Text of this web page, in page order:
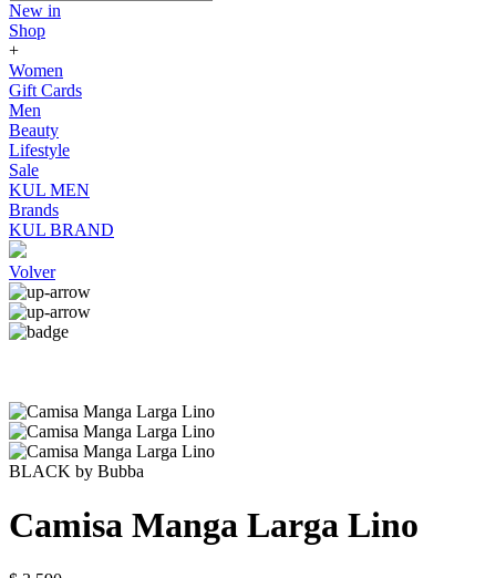
New in
Shop
+
Women
Gift Cards
Men
Beauty
Lifestyle
Sale
KUL MEN
Brands
KUL BRAND
Volver
BLACK by Bubba
Camisa Manga Larga Lino